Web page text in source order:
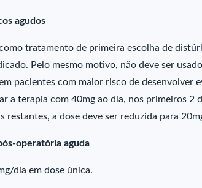
agudos
tratamento de primeira escolha de
Pelo mesmo motivo, não deve ser
pacientes com maior risco de desenvolver
a terapia com 40mg ao dia, nos primeiros 2
restantes, a dose deve ser reduzida para
operatória aguda
dia em dose única.